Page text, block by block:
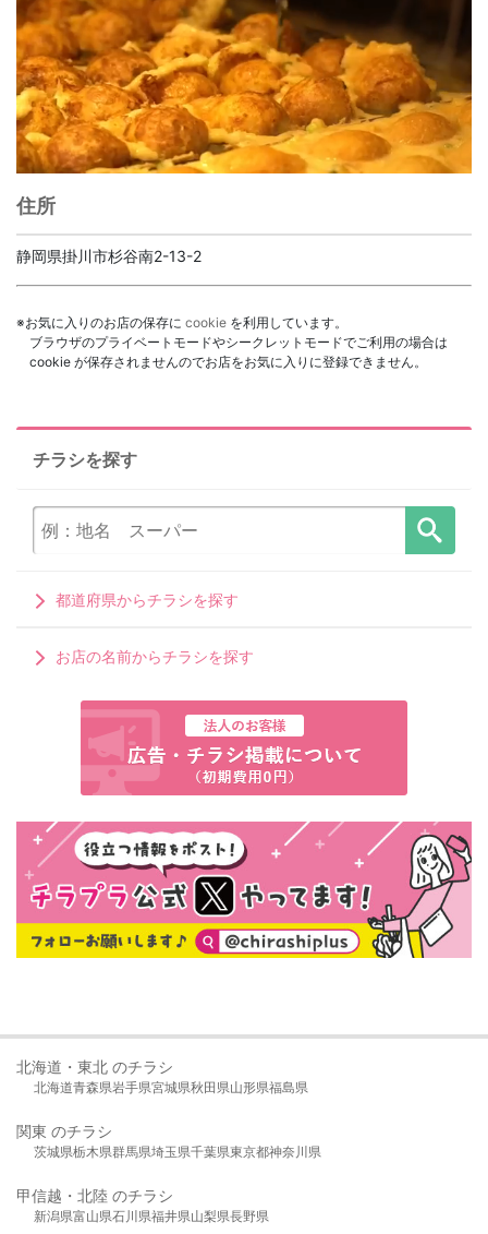
住所
静岡県掛川市杉谷南2-13-2
※お気に入りのお店の保存に cookie を利用しています。
ブラウザのプライベートモードやシークレットモードでご利用の場合は
cookie が保存されませんのでお店をお気に入りに登録できません。
チラシを探す
都道府県からチラシを探す
お店の名前からチラシを探す
北海道・東北 のチラシ
北海道青森県岩手県宮城県秋田県山形県福島県
関東 のチラシ
茨城県栃木県群馬県埼玉県千葉県東京都神奈川県
甲信越・北陸 のチラシ
新潟県富山県石川県福井県山梨県長野県